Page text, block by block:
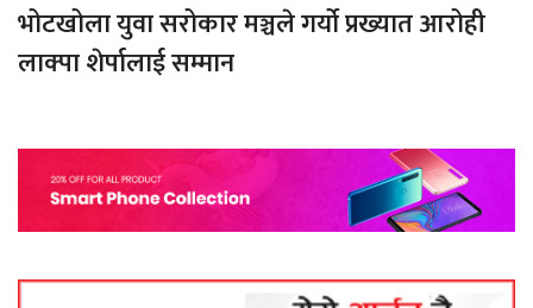
भोटखोला युवा सरोकार मञ्चले गर्यो प्रख्यात आरोही
लाक्पा शेर्पालाई सम्मान